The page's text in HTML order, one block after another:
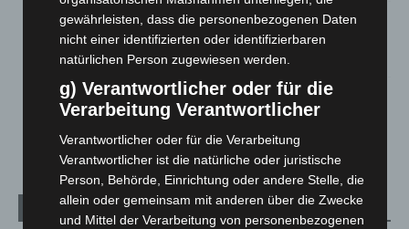
Hannover Klassik Open Air 2026: Französische Oper im
Maschpark
2. August 2026
Schwarz Digits und Zscaler starten souveräne Cloud-
Sicherheitsplattform für Europa
2. August 2026
Kategorien
gewährleisten, dass die personenbezogenen Daten
nicht einer identifizierten oder identifizierbaren
natürlichen Person zugewiesen werden.
g) Verantwortlicher oder für die
Verarbeitung Verantwortlicher
Verantwortlicher oder für die Verarbeitung
Verantwortlicher ist die natürliche oder juristische
Person, Behörde, Einrichtung oder andere Stelle, die
allein oder gemeinsam mit anderen über die Zwecke
und Mittel der Verarbeitung von personenbezogenen